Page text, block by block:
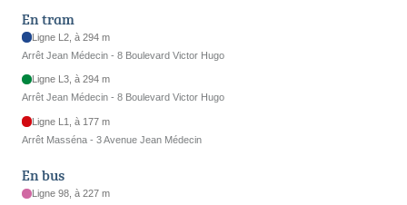
En tram
Ligne L2, à 294 m
Arrêt Jean Médecin - 8 Boulevard Victor Hugo
Ligne L3, à 294 m
Arrêt Jean Médecin - 8 Boulevard Victor Hugo
Ligne L1, à 177 m
Arrêt Masséna - 3 Avenue Jean Médecin
En bus
Ligne 98, à 227 m